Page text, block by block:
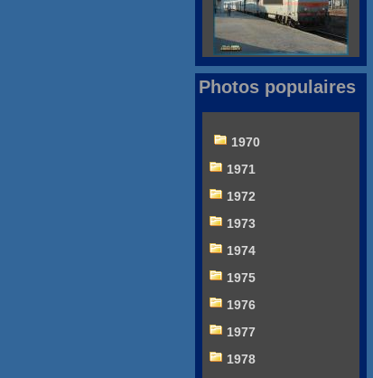
Photos populaires
1970
1971
1972
1973
1974
1975
1976
1977
1978